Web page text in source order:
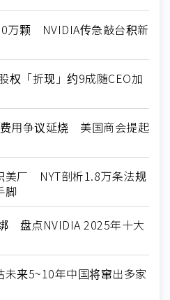
万颗 NVIDIA传急敲台积新
「折现」约9成随CEO加
用争议延烧 美国商会提起
美厂 NYT剖析1.8万条法规
脚
盘点NVIDIA 2025年十大
来5~10年中国将窜出多家